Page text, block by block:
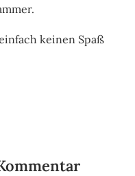
keinen Spaß